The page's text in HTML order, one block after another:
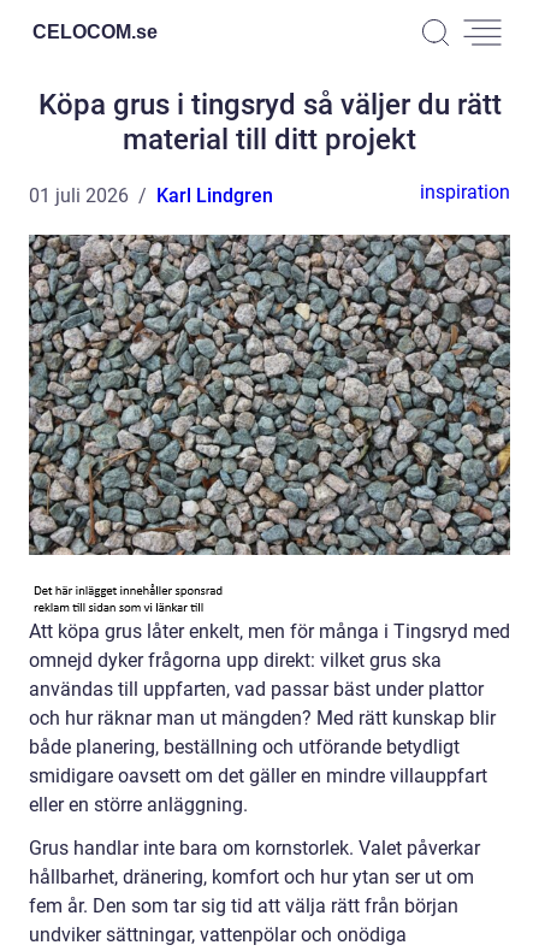
CELOCOM.se
Köpa grus i tingsryd så väljer du rätt
material till ditt projekt
01 juli 2026 Karl Lindgren inspiration
Att köpa grus låter enkelt, men för många i Tingsryd med
omnejd dyker frågorna upp direkt: vilket grus ska
användas till uppfarten, vad passar bäst under plattor
och hur räknar man ut mängden? Med rätt kunskap blir
både planering, beställning och utförande betydligt
smidigare oavsett om det gäller en mindre villauppfart
eller en större anläggning.
Grus handlar inte bara om kornstorlek. Valet påverkar
hållbarhet, dränering, komfort och hur ytan ser ut om
fem år. Den som tar sig tid att välja rätt från början
undviker sättningar, vattenpölar och onödiga